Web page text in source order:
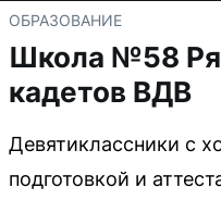
ОБРАЗОВАНИЕ
Школа №58
кадетов ВДВ
Девятиклассники с
подготовкой и